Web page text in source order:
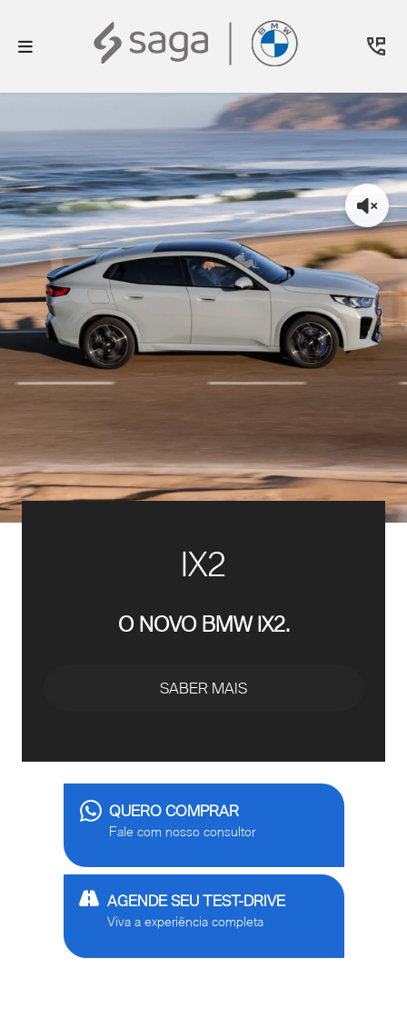
IX2
O NOVO BMW IX2.
SABER MAIS
QUERO COMPRAR
Fale com nosso consultor
AGENDE SEU TEST-DRIVE
Viva a experiência completa